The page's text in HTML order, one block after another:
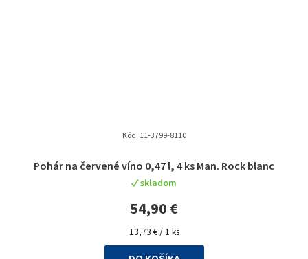
Pohár na červené víno 0,47 l, 4 ks Man. Rock blanc
skladom
54,90 €
Jednotková
cena:
13,73 € / 1 ks
Kód: 11-3799-8110